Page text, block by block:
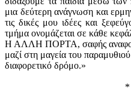
μια δεύτερη ανάγνωση και
τις δικές μου ιδέες και
τμήμα ονομάζεται σε κάθε
Η ΑΛΛΗ ΠΟΡΤΑ, σαφής
μαζί στη μαγεία του
διαφορετικό δρόμο.»